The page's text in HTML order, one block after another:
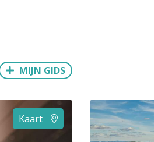
Bangkok
MIJN GIDS
Kaart